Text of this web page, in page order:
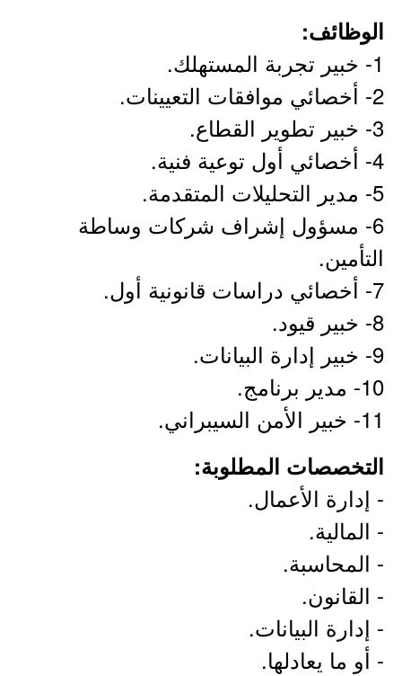
الوظائف:
1- خبير تجربة المستهلك.
2- أخصائي موافقات التعيينات.
3- خبير تطوير القطاع.
4- أخصائي أول توعية فنية.
5- مدير التحليلات المتقدمة.
6- مسؤول إشراف شركات وساطة
التأمين.
7- أخصائي دراسات قانونية أول.
8- خبير قيود.
9- خبير إدارة البيانات.
10- مدير برنامج.
11- خبير الأمن السيبراني.
التخصصات المطلوبة:
- إدارة الأعمال.
- المالية.
- المحاسبة.
- القانون.
- إدارة البيانات.
- أو ما يعادلها.